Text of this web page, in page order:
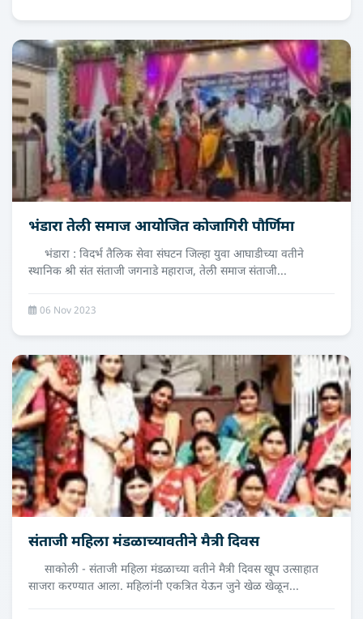
भंडारा तेली समाज आयोजित कोजागिरी पौर्णिमा
भंडारा : विदर्भ तैलिक सेवा संघटन जिल्हा युवा आघाडीच्या वतीने
स्थानिक श्री संत संताजी जगनाडे महाराज, तेली समाज संताजी...
06 Nov 2023
संताजी महिला मंडळाच्यावतीने मैत्री दिवस
साकोली - संताजी महिला मंडळाच्या वतीने मैत्री दिवस खूप उत्साहात
साजरा करण्यात आला. महिलांनी एकत्रित येऊन जुने खेळ खेळून...